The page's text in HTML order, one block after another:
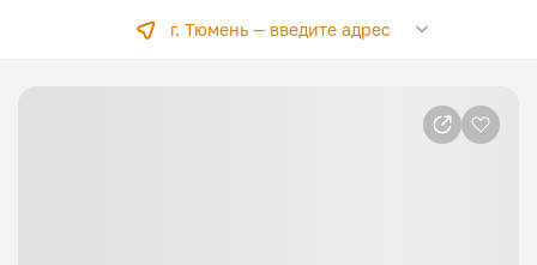
г. Тюмень — введите адрес